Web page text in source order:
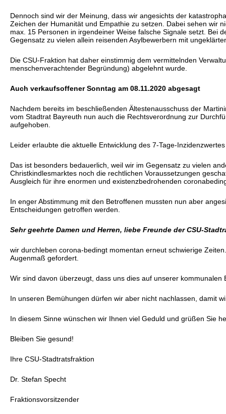
Dennoch sind wir der Meinung, dass wir angesichts der
Zeichen der Humanität und Empathie zu setzen. Dabei sehen wir
max. 15 Personen in irgendeiner Weise falsche Signale setzt. Bei
Gegensatz zu vielen allein reisenden Asylbewerbern mit
Die CSU-Fraktion hat daher einstimmig dem vermittelnden
menschenverachtender Begründung) abgelehnt wurde.
Auch verkaufsoffener Sonntag am 08.11.2020 abgesagt
Nachdem bereits im beschließenden Ältestenausschuss der
vom Stadtrat Bayreuth nun auch die Rechtsverordnung zur
aufgehoben.
Leider erlaubte die aktuelle Entwicklung des 7-Tage-
Das ist besonders bedauerlich, weil wir im Gegensatz zu vielen
Christkindlesmarktes noch die rechtlichen Voraussetzungen
Ausgleich für ihre enormen und existenzbedrohenden
In enger Abstimmung mit den Betroffenen mussten nun aber
Entscheidungen getroffen werden.
Sehr geehrte Damen und Herren, liebe Freunde der CSU-
wir durchleben corona-bedingt momentan erneut schwierige
Augenmaß gefordert.
Wir sind davon überzeugt, dass uns dies auf unserer
In unseren Bemühungen dürfen wir aber nicht nachlassen, damit
In diesem Sinne wünschen wir Ihnen viel Geduld und grüßen Sie
Bleiben Sie gesund!
Ihre CSU-Stadtratsfraktion
Dr. Stefan Specht
Fraktionsvorsitzender